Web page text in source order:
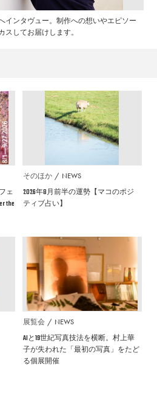
インタヴュー。制作への想いやエピソー
スしてお届けします。
ェ
the
そのほか NEWS
2026年8月前半の運勢【マコのポジ
ティブ占い】
展覧会 NEWS
AIと19世紀写真技法を横断。村上華
子が失われた「最初の写真」をたど
る個展開催